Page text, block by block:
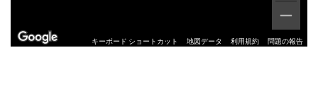
キーボード ショートカット 地図データ 利用規約 問題の報告